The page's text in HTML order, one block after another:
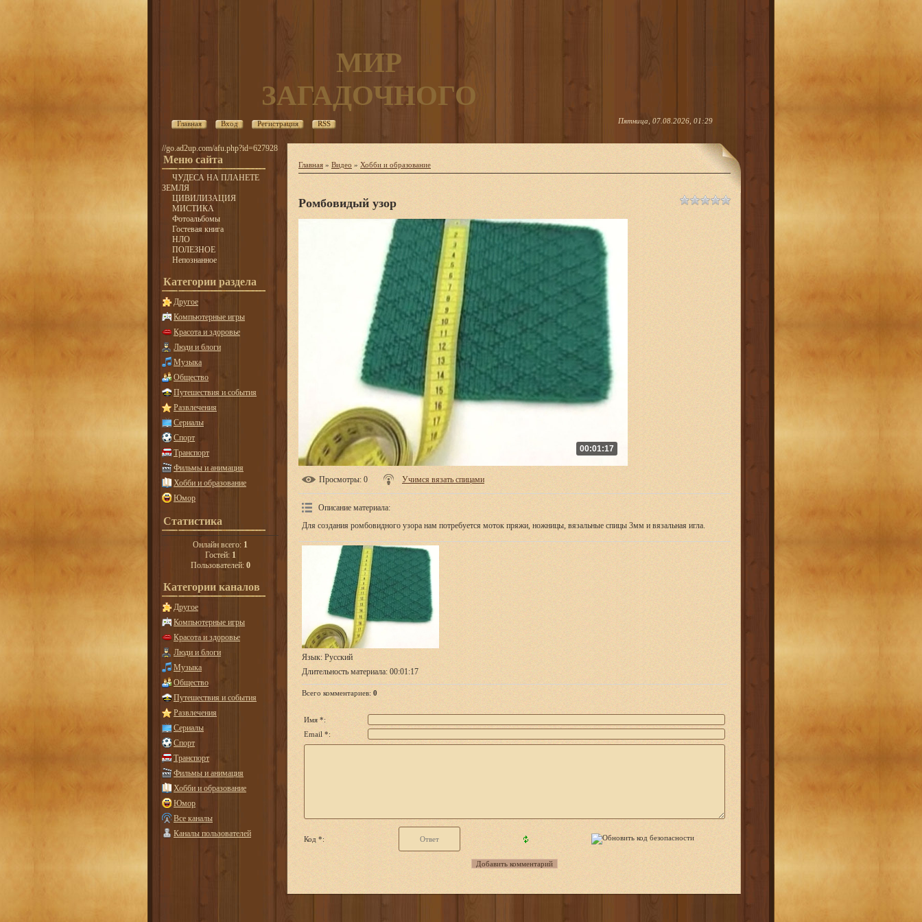
МИР
ЗАГАДОЧНОГО
Главная Вход Регистрация RSS Пятница, 07.08.2026, 01:29
//go.ad2up.com/afu.php?id=627928
Меню сайта
ЧУДЕСА НА ПЛАНЕТЕ
ЗЕМЛЯ
ЦИВИЛИЗАЦИЯ
МИСТИКА
Фотоальбомы
Гостевая книга
НЛО
ПОЛЕЗНОЕ
Непознанное
Категории раздела
Другое
Компьютерные игры
Красота и здоровье
Люди и блоги
Музыка
Общество
Путешествия и события
Развлечения
Сериалы
Спорт
Транспорт
Фильмы и анимация
Хобби и образование
Юмор
Статистика
Онлайн всего: 1
Гостей: 1
Пользователей: 0
Категории каналов
Другое
Компьютерные игры
Красота и здоровье
Люди и блоги
Музыка
Общество
Путешествия и события
Развлечения
Сериалы
Спорт
Транспорт
Фильмы и анимация
Хобби и образование
Юмор
Все каналы
Каналы пользователей
Главная » Видео » Хобби и образование
Ромбовидый узор
00:01:17
Просмотры: 0 Учимся вязать спицами
Описание материала:
Для создания ромбовидного узора нам потребуется моток пряжи, ножницы, вязальные спицы 3мм и вязальная игла.
Язык: Русский
Длительность материала: 00:01:17
Всего комментариев: 0
Имя *:
Email *:
Код *: